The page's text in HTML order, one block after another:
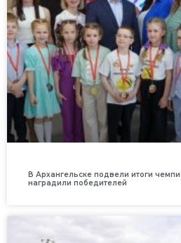
В Архангельске подвели итоги
наградили победителей